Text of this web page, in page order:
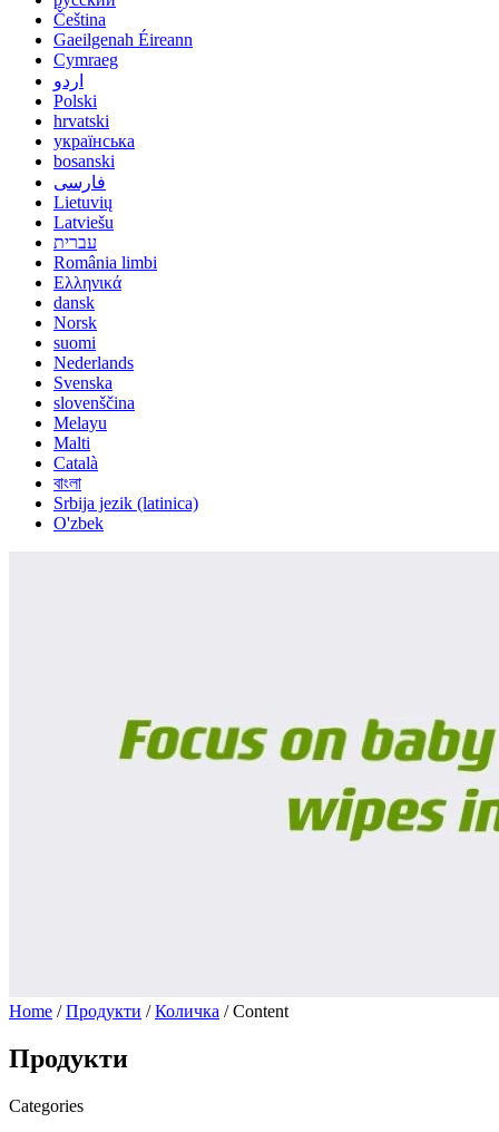
Čeština
Gaeilgenah Éireann
Cymraeg
اردو
Polski
hrvatski
українська
bosanski
فارسی
Lietuvių
Latviešu
עברית
România limbi
Ελληνικά
dansk
Norsk
suomi
Nederlands
Svenska
slovenščina
Melayu
Malti
Català
বাংলা
Srbija jezik (latinica)
O'zbek
Home /Продукти /Количка / Content
Продукти
Categories